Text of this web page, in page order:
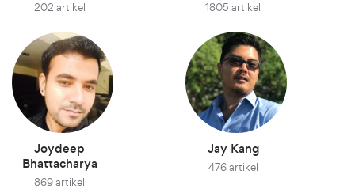
202 artikel 1805 artikel
Joydeep
Bhattacharya
869 artikel
Jay Kang
476 artikel